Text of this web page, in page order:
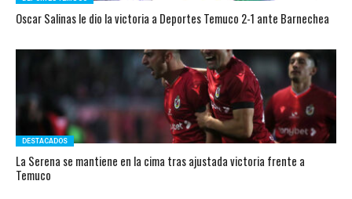
Oscar Salinas le dio la victoria a Deportes Temuco 2-1 ante Barnechea
DESTACADOS
La Serena se mantiene en la cima tras ajustada victoria frente a
Temuco